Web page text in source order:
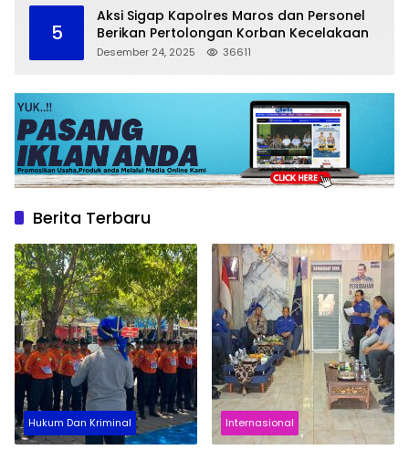
5
Aksi Sigap Kapolres Maros dan Personel
Berikan Pertolongan Korban Kecelakaan
Desember 24, 2025 36611
Berita Terbaru
Hukum Dan Kriminal Internasional